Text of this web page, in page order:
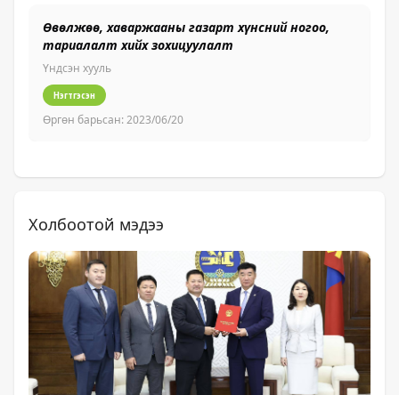
Өвөлжөө, хаваржааны газарт хүнсний ногоо,
тариалалт хийх зохицуулалт
Үндсэн хууль
Нэгтгэсэн
Өргөн барьсан: 2023/06/20
Холбоотой мэдээ